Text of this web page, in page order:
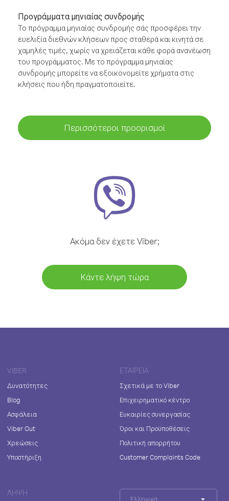
Προγράμματα μηνιαίας συνδρομής
Το πρόγραμμα μηνιαίας συνδρομής σάς προσφέρει την
ευελιξία διεθνών κλήσεων προς σταθερά και κινητά σε
χαμηλές τιμές, χωρίς να χρειάζεται κάθε φορά ανανέωση
του προγράμματος. Με το πρόγραμμα μηνιαίας
συνδρομής μπορείτε να εξοικονομείτε χρήματα στις
κλήσεις που ήδη πραγματοποιείτε.
Περισσότεροι προορισμοί
Ακόμα δεν έχετε Viber;
Κάντε λήψη τώρα
VIBER
Δυνατότητες
Blog
Ασφάλεια
Viber Out
Χρεώσεις
Υποστήριξη
ΕΤΑΙΡΕΊΑ
Σχετικά με το Viber
Επιχειρηματικό κέντρο
Ευκαιρίες συνεργασίας
Όροι και Προϋποθέσεις
Πολιτική απορρήτου
Customer Complaints Code
ΛΉΨΗ
Ελληνικά